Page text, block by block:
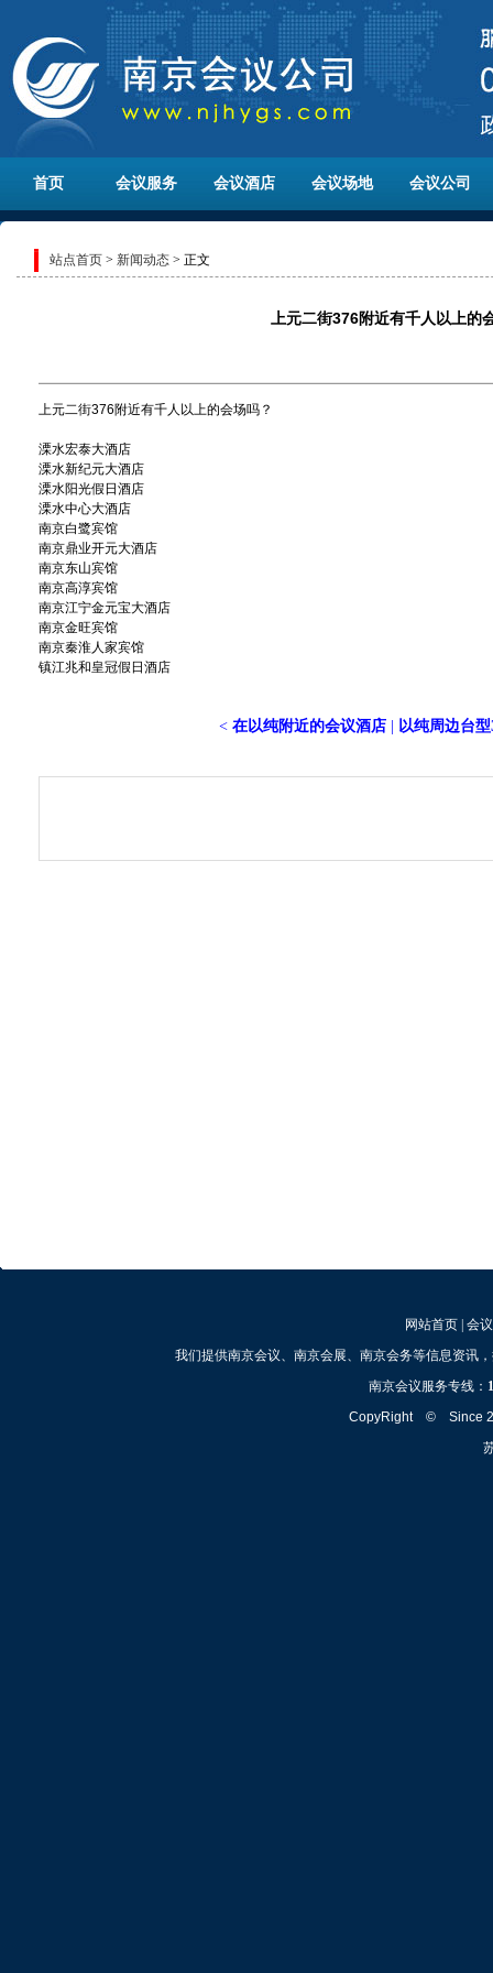
首页 会议服务 会议酒店 会议场地 会议公司
站点首页 > 新闻动态 > 正文
上元二街376附近有千人以上的
上元二街376附近有千人以上的会场吗？
溧水宏泰大酒店
溧水新纪元大酒店
溧水阳光假日酒店
溧水中心大酒店
南京白鹭宾馆
南京鼎业开元大酒店
南京东山宾馆
南京高淳宾馆
南京江宁金元宝大酒店
南京金旺宾馆
南京秦淮人家宾馆
镇江兆和皇冠假日酒店
< 在以纯附近的会议酒店| 以纯周边台
网站首页| 会
我们提供南京会议、南京会展、南京会务等信息资讯
南京会议服务专线：
CopyRight © Since